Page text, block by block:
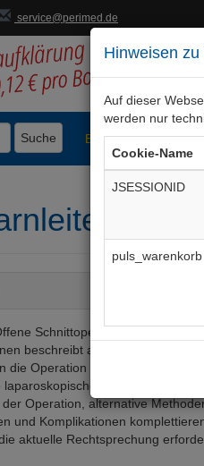
service@perimed.de
Suche BogenFachgebiete
Hinweisen
Auf dieser
werden nur
Cookie-Name
JSESSIONID
puls_warenkorb
Schnittoperation bei
beschreibt anhand von mehreren
die Operation mittels Bauch- oder
Operationstechnik.
Operation, alternative
und Komplikationen
aktuelle Rechtsprechung